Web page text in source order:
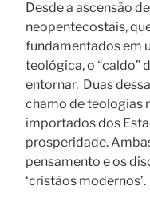
Desde a ascensão
neopentecostais,
fundamentados em
teológica, o “caldo”
entornar. Duas
chamo de teologias
importados dos
prosperidade.
pensamento e os
‘cristãos modernos’.